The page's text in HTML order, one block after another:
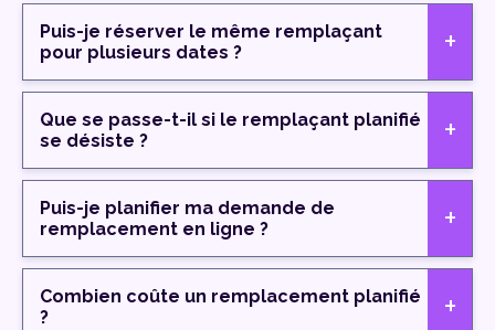
Puis-je réserver le même remplaçant
pour plusieurs dates ?
Que se passe-t-il si le remplaçant planifié
se désiste ?
Puis-je planifier ma demande de
remplacement en ligne ?
Combien coûte un remplacement planifié
?